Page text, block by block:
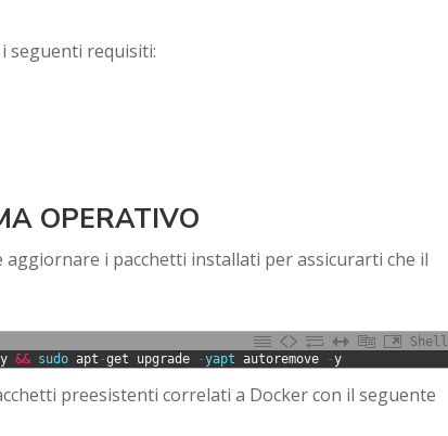
seguenti requisiti:
OPERATIVO
i pacchetti installati per assicurarti che il
Shell
y && sudo apt -get upgrade -yapt autoremove -y
preesistenti correlati a Docker con il seguente